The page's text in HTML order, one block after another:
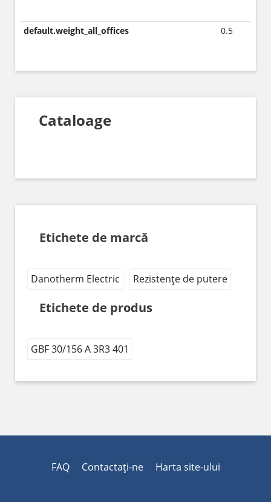
default.weight_all_offices 0.5
Cataloage
Etichete de marcă
Danotherm Electric Rezistențe de putere
Etichete de produs
GBF 30/156 A 3R3 401
FAQ Contactaţi-ne Harta site-ului